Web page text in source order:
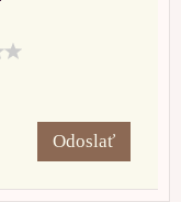
Odoslať